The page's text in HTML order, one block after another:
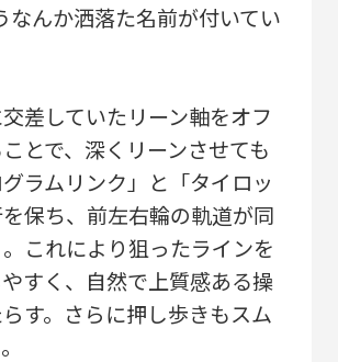
なんか洒落た名前が付いてい
差していたリーン軸をオフ
とで、深くリーンさせても
グラムリンク」と「タイロッ
保ち、前左右輪の軌道が同
これにより狙ったラインを
やすく、自然で上質感ある操
す。さらに押し歩きもスム